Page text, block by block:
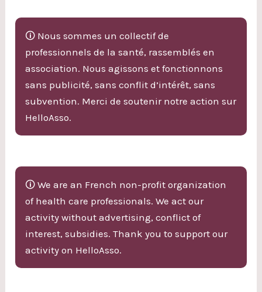
🛈 Nous sommes un collectif de
professionnels de la santé, rassemblés en
association. Nous agissons et fonctionnons
sans publicité, sans conflit d’intérêt, sans
subvention. Merci de soutenir notre action sur
HelloAsso.
🛈 We are an French non-profit organization
of health care professionals. We act our
activity without advertising, conflict of
interest, subsidies. Thank you to support our
activity on HelloAsso.